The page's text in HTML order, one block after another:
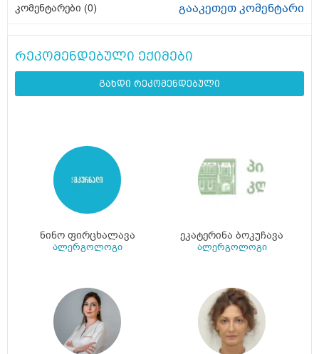
კომენტარები (0) გააკეთეთ კომენტარი
რეკომენდებული ექიმები
გახდი რეკომენდებული
ნინო ფირცხალავა
ალერგოლოგი
ეკატერინა ბოკუჩავა
ალერგოლოგი